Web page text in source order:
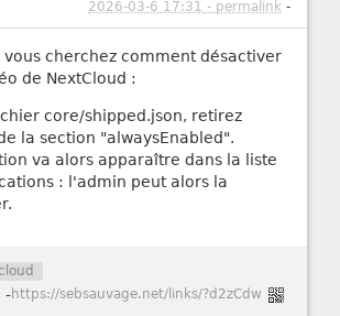
2026-03-6 17:31 - permalink -
vous cherchez comment désactiver
de NextCloud :
core/shipped.json, retirez
la section "alwaysEnabled".
va alors apparaître dans la liste
: l'admin peut alors la
-https://sebsauvage.net/links/?d2zCdw